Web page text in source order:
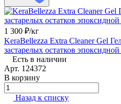
1 300 ₽/кг
KeraBellezza Extra Cleaner Gel
застарелых остатков
Есть в наличии
Арт. 124372
В корзину
Назад к списку